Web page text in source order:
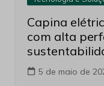
Capina
com alta
5 de maio de